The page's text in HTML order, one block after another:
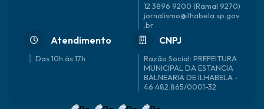
12 3896 9200 (Ramal 9270)
jornalismo@ilhabela.sp.gov
.br
Atendimento
Das 10h às 17h
CNPJ
46.482.865/0001-32